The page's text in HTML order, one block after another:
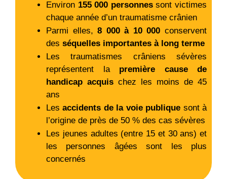
Environ 155 000 personnessont victimes
chaque année d’un traumatisme crânien
Parmi elles,8 000 à 10 000 conservent
des séquelles importantes à long terme
Les traumatismes crâniens sévères
représentent la première cause de
handicap acquis chez les moins de 45
ans
Lesaccidents de la voie publique sont à
l’origine de près de 50 % des cas sévères
Les jeunes adultes (entre 15 et 30 ans) et
les personnes âgées sont les plus
concernés